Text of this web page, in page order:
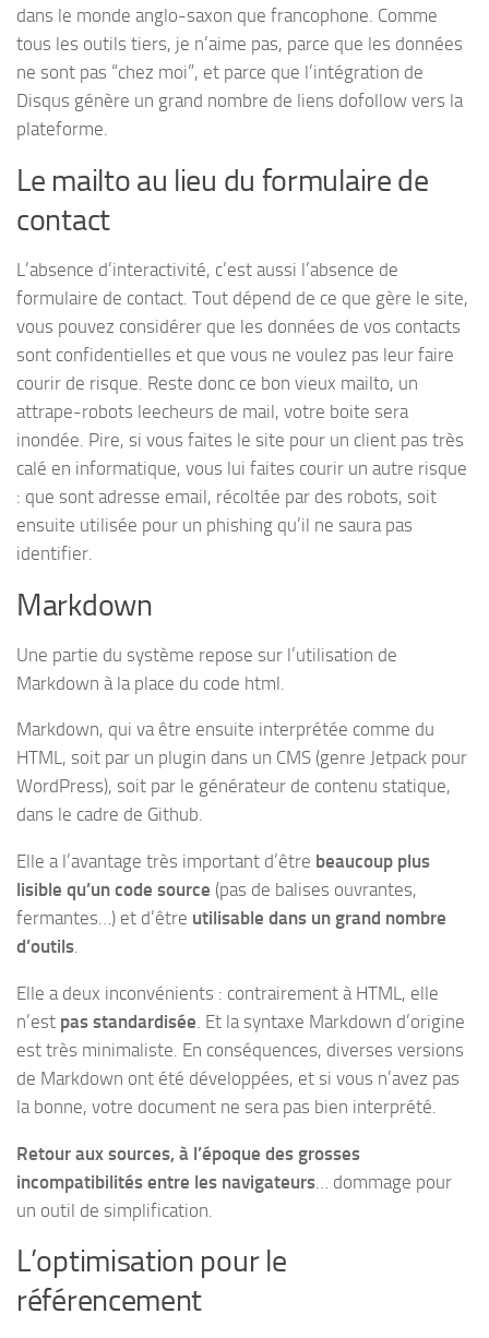
dans le monde anglo-saxon que francophone. Comme
tous les outils tiers, je n’aime pas, parce que les données
ne sont pas “chez moi”, et parce que l’intégration de
Disqus génère un grand nombre de liens dofollow vers la
plateforme.
Le mailto au lieu du formulaire de
contact
L’absence d’interactivité, c’est aussi l’absence de
formulaire de contact. Tout dépend de ce que gère le site,
vous pouvez considérer que les données de vos contacts
sont confidentielles et que vous ne voulez pas leur faire
courir de risque. Reste donc ce bon vieux mailto, un
attrape-robots leecheurs de mail, votre boite sera
inondée. Pire, si vous faites le site pour un client pas très
calé en informatique, vous lui faites courir un autre risque
: que sont adresse email, récoltée par des robots, soit
ensuite utilisée pour un phishing qu’il ne saura pas
identifier.
Markdown
Une partie du système repose sur l’utilisation de
Markdown à la place du code html.
Markdown, qui va être ensuite interprétée comme du
HTML, soit par un plugin dans un CMS (genre Jetpack pour
WordPress), soit par le générateur de contenu statique,
dans le cadre de Github.
Elle a l’avantage très important d’être beaucoup plus
lisible qu’un code source (pas de balises ouvrantes,
fermantes…) et d’être utilisable dans un grand nombre
d’outils.
Elle a deux inconvénients : contrairement à HTML, elle
n’est pas standardisée . Et la syntaxe Markdown d’origine
est très minimaliste. En conséquences, diverses versions
de Markdown ont été développées, et si vous n’avez pas
la bonne, votre document ne sera pas bien interprété.
Retour aux sources, à l’époque des grosses
incompatibilités entre les navigateurs … dommage pour
un outil de simplification.
L’optimisation pour le
référencement